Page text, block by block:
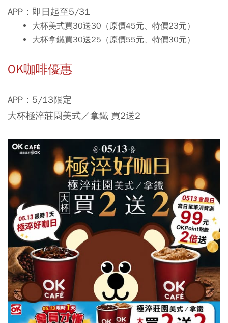
APP：即日起至5/31
大杯美式買30送30（原價45元、特價23元）
大杯拿鐵買30送25（原價55元、特價30元）
OK咖啡優惠
APP：5/13限定
大杯極淬莊園美式／拿鐵 買2送2